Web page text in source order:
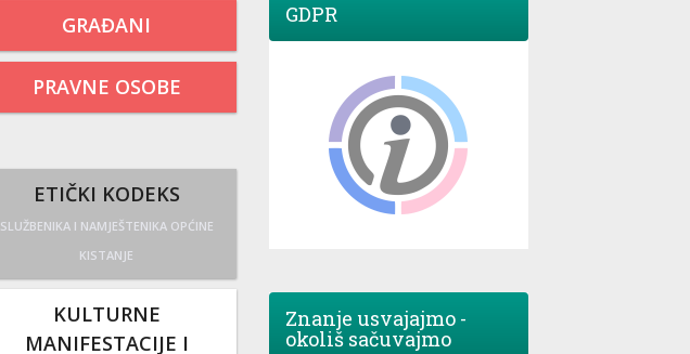
GRAĐANI
PRAVNE OSOBE
ETIČKI KODEKS
SLUŽBENIKA I NAMJEŠTENIKA OPĆINE
KISTANJE
KULTURNE
MANIFESTACIJE I
GDPR
Znanje usvajajmo -
okoliš sačuvajmo